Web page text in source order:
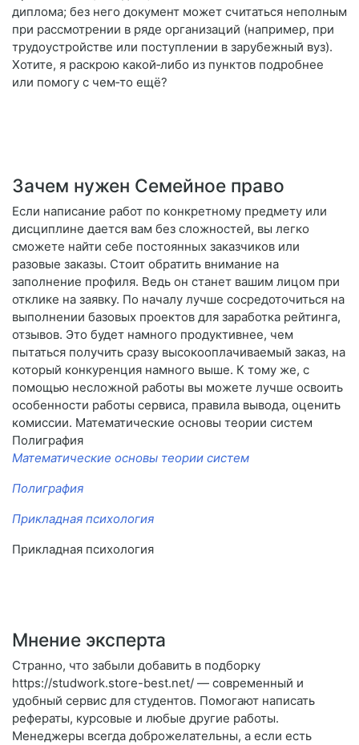
диплома; без него документ может считаться неполным
при рассмотрении в ряде организаций (например, при
трудоустройстве или поступлении в зарубежный вуз).
Хотите, я раскрою какой‑либо из пунктов подробнее
или помогу с чем‑то ещё?
Зачем нужен Семейное право
Если написание работ по конкретному предмету или
дисциплине дается вам без сложностей, вы легко
сможете найти себе постоянных заказчиков или
разовые заказы. Стоит обратить внимание на
заполнение профиля. Ведь он станет вашим лицом при
отклике на заявку. По началу лучше сосредоточиться на
выполнении базовых проектов для заработка рейтинга,
отзывов. Это будет намного продуктивнее, чем
пытаться получить сразу высокооплачиваемый заказ, на
который конкуренция намного выше. К тому же, с
помощью несложной работы вы можете лучше освоить
особенности работы сервиса, правила вывода, оценить
комиссии. Математические основы теории систем
Полиграфия
Математические основы теории систем
Полиграфия
Прикладная психология
Прикладная психология
Мнение эксперта
Странно, что забыли добавить в подборку
https://studwork.store-best.net/ — современный и
удобный сервис для студентов. Помогают написать
рефераты, курсовые и любые другие работы.
Менеджеры всегда доброжелательны, а если есть